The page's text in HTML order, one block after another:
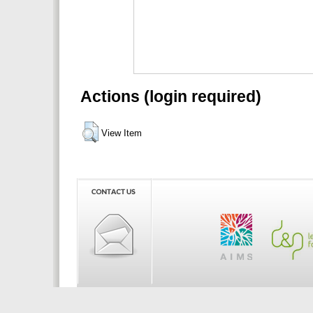
Actions (login required)
View Item